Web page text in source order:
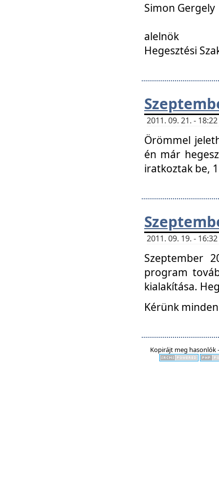
Simon Gergely
alelnök
Hegesztési
2011. 09. 21. -
Örömmel
én már
iratkoztak be,
2011. 09. 19. -
Szeptember
program
kialakítása.
Kérünk
Kopirájt meg hasonlók